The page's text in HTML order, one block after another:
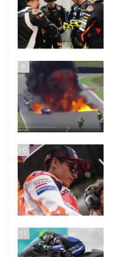
9
10
11